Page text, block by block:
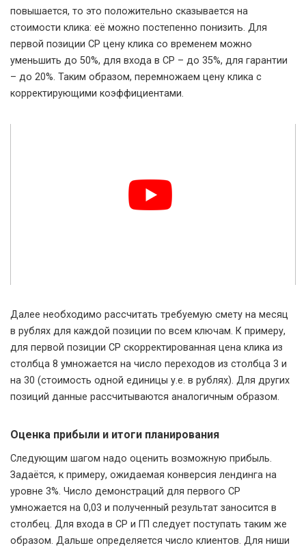
повышается, то это положительно сказывается на
стоимости клика: её можно постепенно понизить. Для
первой позиции СР цену клика со временем можно
уменьшить до 50%, для входа в СР – до 35%, для гарантии
– до 20%. Таким образом, перемножаем цену клика с
корректирующими коэффициентами.
Далее необходимо рассчитать требуемую смету на месяц
в рублях для каждой позиции по всем ключам. К примеру,
для первой позиции СР скорректированная цена клика из
столбца 8 умножается на число переходов из столбца 3 и
на 30 (стоимость одной единицы у.е. в рублях). Для других
позиций данные рассчитываются аналогичным образом.
Оценка прибыли и итоги планирования
Следующим шагом надо оценить возможную прибыль.
Задаётся, к примеру, ожидаемая конверсия лендинга на
уровне 3%. Число демонстраций для первого СР
умножается на 0,03 и полученный результат заносится в
столбец. Для входа в СР и ГП следует поступать таким же
образом. Дальше определяется число клиентов. Для ниши